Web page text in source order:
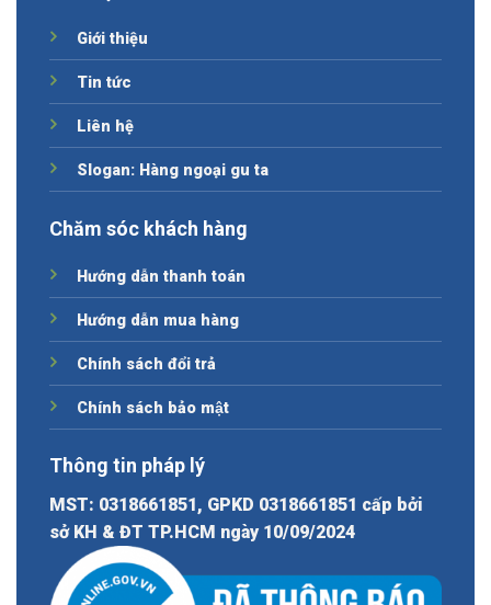
Giới thiệu
Tin tức
Liên hệ
Slogan: Hàng ngoại gu ta
Chăm sóc khách hàng
Hướng dẫn thanh toán
Hướng dẫn mua hàng
Chính sách đổi trả
Chính sách bảo mật
Thông tin pháp lý
MST: 0318661851, GPKD 0318661851 cấp bởi
sở KH & ĐT TP.HCM ngày 10/09/2024